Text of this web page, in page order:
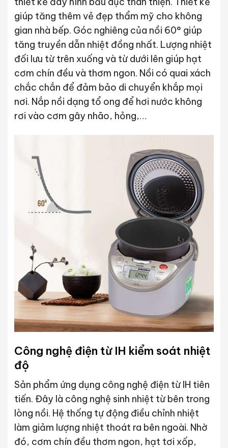
giúp tăng thêm vẻ đẹp thẩm mỹ cho không
gian nhà bếp. Góc nghiêng của nồi 60° giúp
tăng truyền dẫn nhiệt đồng nhất. Lượng nhiệt
đối lưu từ trên xuống và từ dưới lên giúp hạt
cơm chín đều và thơm ngon. Nồi có quai xách
chắc chắn để đảm bảo di chuyển khắp mọi
nơi. Nắp nồi dạng tổ ong để hơi nước không
rơi vào cơm gây nhão, hỏng,…
Công nghệ điện từ IH kiểm soát nhiệt
độ
Sản phẩm ứng dụng công nghệ điện từ IH tiên
tiến. Đây là công nghệ sinh nhiệt từ bên trong
lòng nồi. Hệ thống tự động điều chỉnh nhiệt
làm giảm lượng nhiệt thoát ra bên ngoài. Nhờ
đó, cơm chín đều thơm ngon, hạt tơi xốp,